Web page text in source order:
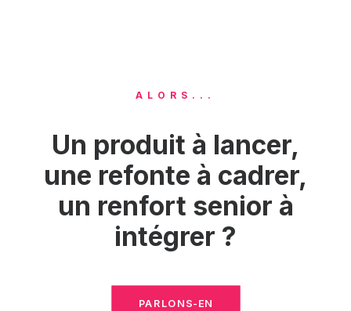
ALORS...
Un produit à lancer,
une refonte à cadrer,
un renfort senior à
intégrer ?
PARLONS-EN